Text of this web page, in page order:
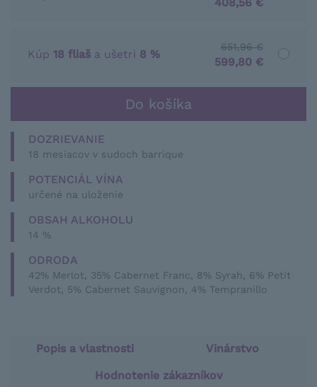
Kúp 18 fliaš a ušetri 8 %
651,96 €
599,80 €
DOZRIEVANIE
18 mesiacov v sudoch barrique
POTENCIÁL VÍNA
určené na uloženie
OBSAH ALKOHOLU
14 %
ODRODA
42% Merlot, 35% Cabernet Franc, 8% Syrah, 6% Petit
Verdot, 5% Cabernet Sauvignon, 4% Tempranillo
Popis a vlastnosti
Vinárstvo
Hodnotenie zákazníkov